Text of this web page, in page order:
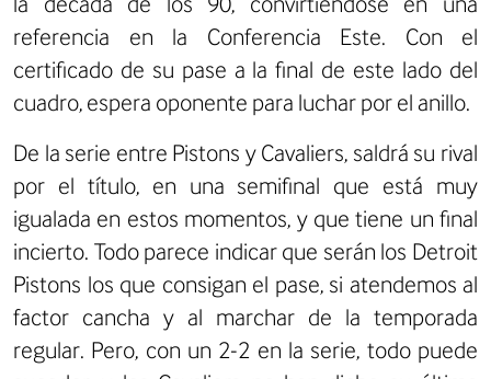
referencia en la Conferencia Este. Con el
certificado de su pase a la final de este lado del
cuadro, espera oponente para luchar por el anillo.
De la serie entre Pistons y Cavaliers, saldrá su rival
por el título, en una semifinal que está muy
igualada en estos momentos, y que tiene un final
incierto. Todo parece indicar que serán los Detroit
Pistons los que consigan el pase, si atendemos al
factor cancha y al marchar de la temporada
regular. Pero, con un 2-2 en la serie, todo puede